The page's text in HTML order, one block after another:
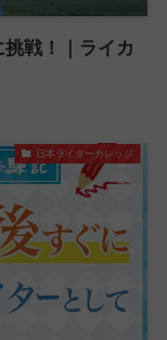
戦！｜ライカ
日本ライターカレッジ